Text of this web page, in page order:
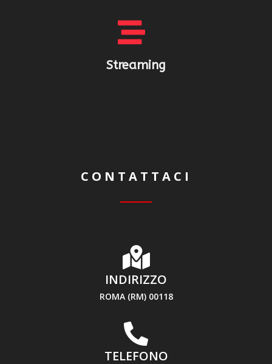
Streaming
CONTATTACI
INDIRIZZO
ROMA (RM) 00118
TELEFONO